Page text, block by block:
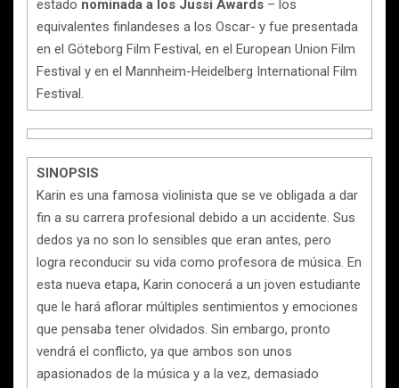
estado nominada a los Jussi Awards – los
equivalentes finlandeses a los Oscar- y fue presentada
en el Göteborg Film Festival, en el European Union Film
Festival y en el Mannheim-Heidelberg International Film
Festival.
SINOPSIS
Karin es una famosa violinista que se ve obligada a dar
fin a su carrera profesional debido a un accidente. Sus
dedos ya no son lo sensibles que eran antes, pero
logra reconducir su vida como profesora de música. En
esta nueva etapa, Karin conocerá a un joven estudiante
que le hará aflorar múltiples sentimientos y emociones
que pensaba tener olvidados. Sin embargo, pronto
vendrá el conflicto, ya que ambos son unos
apasionados de la música y a la vez, demasiado